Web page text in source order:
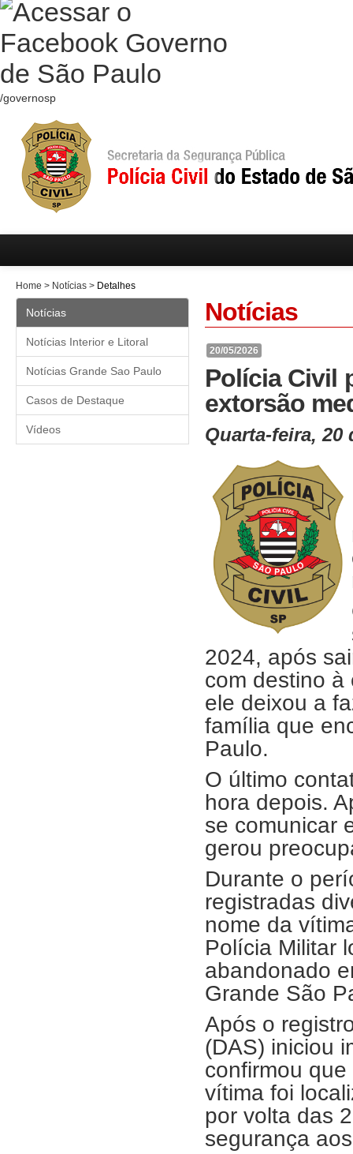
/governosp
Home > Notícias > Detalhes
Notícias
Notícias Interior e Litoral
Notícias Grande Sao Paulo
Casos de Destaque
Vídeos
Notícias
20/05/2026
Polícia Civil
extorsão
Quarta-feira, 20
2024, após
com destino à
ele deixou a
família que
Paulo.
O último
hora depois.
se comunicar
gerou
Durante o
registradas
nome da
Polícia Militar
abandonado
Grande São
Após o
(DAS) iniciou
confirmou
vítima foi
por volta das
segurança